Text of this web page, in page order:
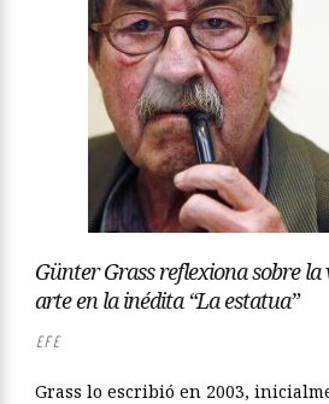
Günter Grass reflexiona sobre la
arte en la inédita “La estatua”
EFE
Grass lo escribió en 2003,